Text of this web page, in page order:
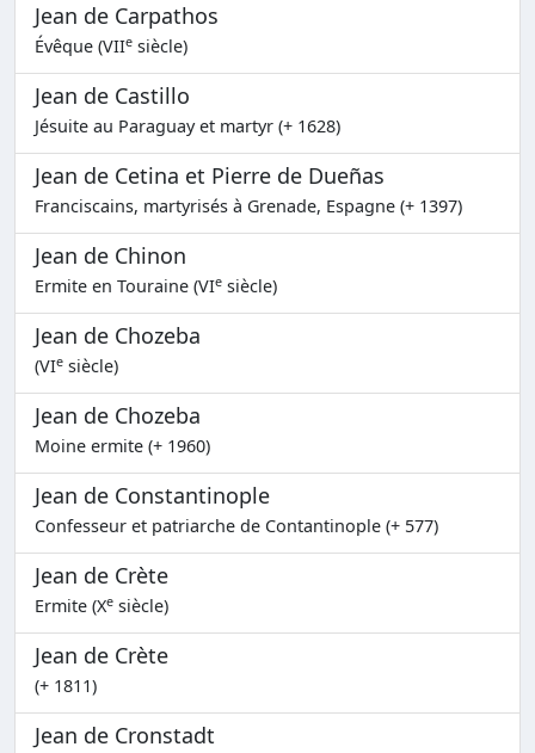
Jean de Carpathos
Évêque (VIIe siècle)
Jean de Castillo
Jésuite au Paraguay et martyr (+ 1628)
Jean de Cetina et Pierre de Dueñas
Franciscains, martyrisés à Grenade, Espagne (+ 1397)
Jean de Chinon
Ermite en Touraine (VIe siècle)
Jean de Chozeba
(VIe siècle)
Jean de Chozeba
Moine ermite (+ 1960)
Jean de Constantinople
Confesseur et patriarche de Contantinople (+ 577)
Jean de Crète
Ermite (Xe siècle)
Jean de Crète
(+ 1811)
Jean de Cronstadt